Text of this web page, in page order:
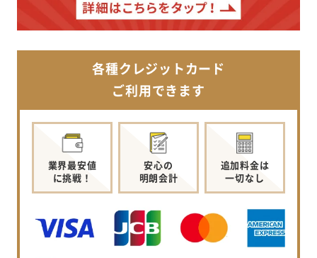
各種クレジットカード
ご利用できます
業界最安値
に挑戦！
安心の
明朗会計
追加料金は
一切なし